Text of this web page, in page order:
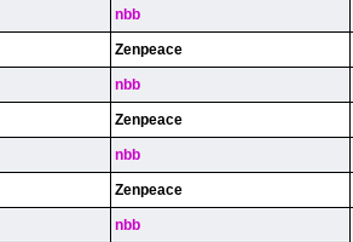
nbb
Zenpeace
nbb
Zenpeace
nbb
Zenpeace
nbb